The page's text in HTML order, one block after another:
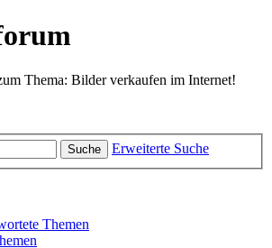
Thema: Bilder verkaufen im Internet!
Suche Erweiterte Suche
Themen